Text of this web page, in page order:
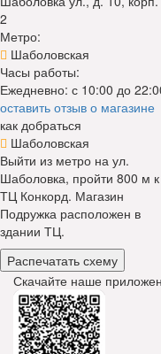
2
Метро:
Шаболовская
Часы работы:
Ежедневно: с 10:00 до
оставить отзыв о магазине
как добраться
Шаболовская
Выйти из метро на ул.
Шаболовка, пройти 800 м к
ТЦ Конкорд. Магазин
Подружка расположен в
здании ТЦ.
Распечатать схему
Скачайте наше